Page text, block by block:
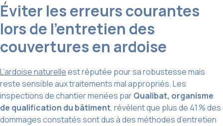
Éviter les erreurs courantes
lors de l’entretien des
couvertures en ardoise
L’ardoise naturelleest réputée pour sa robustesse mais
reste sensible aux traitements mal appropriés. Les
inspections de chantier menées parQualibat, organisme
de qualification du bâtiment, révèlent que plus de 41 % des
dommages constatés sont dus à des méthodes d’entretien